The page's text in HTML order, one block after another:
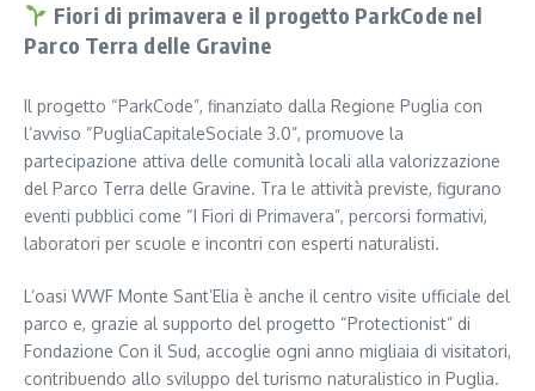
Fiori di primavera e il progetto ParkCode nel
Parco Terra delle Gravine
Il progetto “ParkCode”, finanziato dalla Regione Puglia con
l’avviso “PugliaCapitaleSociale 3.0”, promuove la
partecipazione attiva delle comunità locali alla valorizzazione
del Parco Terra delle Gravine. Tra le attività previste, figurano
eventi pubblici come “I Fiori di Primavera”, percorsi formativi,
laboratori per scuole e incontri con esperti naturalisti.
L’oasi WWF Monte Sant’Elia è anche il centro visite ufficiale del
parco e, grazie al supporto del progetto “Protectionist” di
Fondazione Con il Sud, accoglie ogni anno migliaia di visitatori,
contribuendo allo sviluppo del turismo naturalistico in Puglia.